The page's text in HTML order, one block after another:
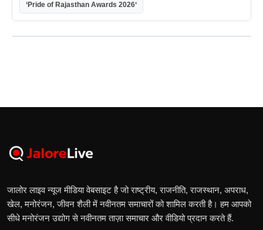
‘Pride of Rajasthan Awards 2026‘
जालोर लाइव न्यूज मीडिया वेबसाइट है जो राष्ट्रीय, राजनीति, राजस्थान, अपराध,
खेल, मनोरंजन, जीवन शैली में नवीनतम समाचारों को शामिल करती है। हम आपको
सीधे मनोरंजन उद्योग से नवीनतम ताज़ा समाचार और वीडियो प्रदान करते हैं.